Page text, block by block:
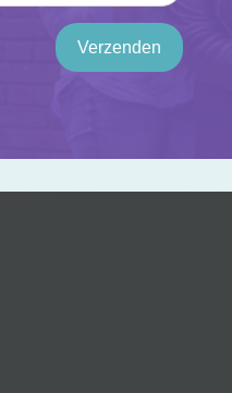
Verzenden